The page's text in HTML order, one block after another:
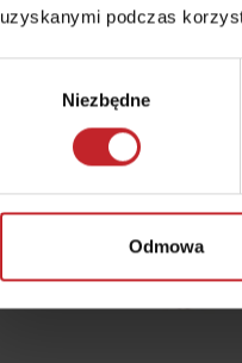
uzyskanymi podczas
Niezbędne
Odmowa
warunki